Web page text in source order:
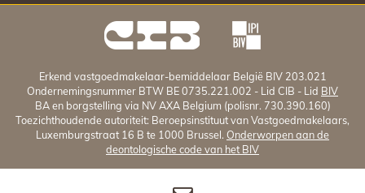
Erkend vastgoedmakelaar-bemiddelaar België BIV 203.021
Ondernemingsnummer BTW BE 0735.221.002 - Lid CIB - Lid BIV
BA en borgstelling via NV AXA Belgium (polisnr. 730.390.160)
Toezichthoudende autoriteit: Beroepsinstituut van Vastgoedmakelaars,
Luxemburgstraat 16 B te 1000 Brussel. Onderworpen aan de
deontologische code van het BIV